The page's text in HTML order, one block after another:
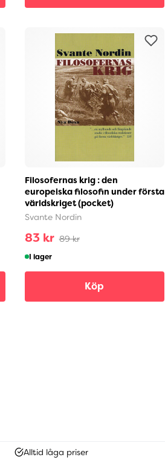
Filosofernas krig : den
europeiska filosofin under första
världskriget (pocket)
Svante Nordin
83 kr 89 kr
I lager
Köp
Alltid låga priser